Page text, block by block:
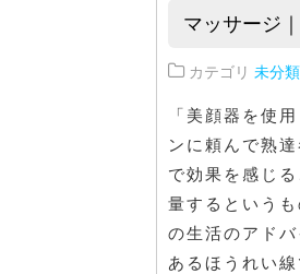
マッサージ
カテゴリ 未分類
「美顔器を使
ンに頼んで熟
で効果を感じ
量するという
の生活のアド
あるほうれい